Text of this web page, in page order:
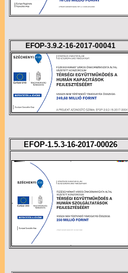
EFOP-3.9.2-16-2017-00041
EFOP-1.5.3-16-2017-00026